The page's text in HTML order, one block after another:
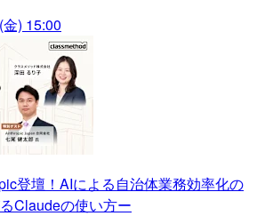
) 15:00
登壇！AIによる自治体業務効率化の
Claudeの使い方ー